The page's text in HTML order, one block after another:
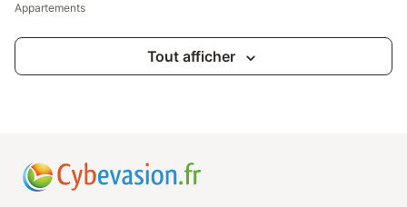
Appartements
Tout afficher